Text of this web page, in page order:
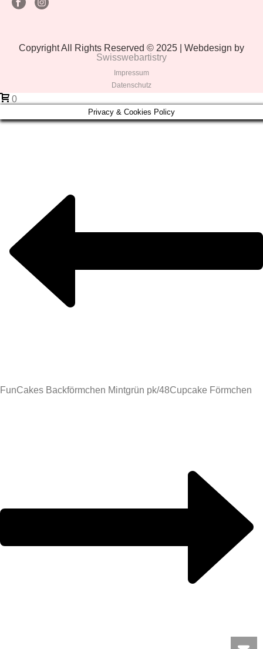
Copyright All Rights Reserved © 2025 | Webdesign by
Swisswebartistry
Impressum
Datenschutz
0
Privacy & Cookies Policy
FunCakes Backförmchen Mintgrün pk/48Cupcake Förmchen